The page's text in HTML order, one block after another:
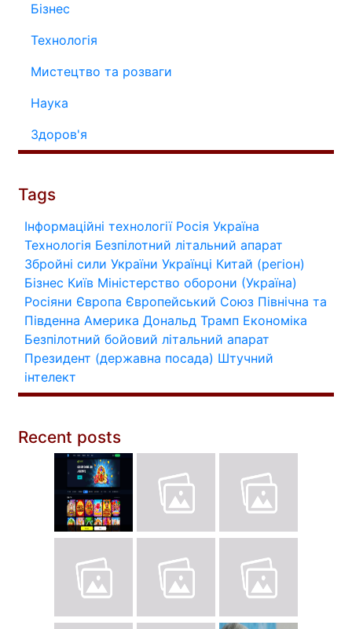
Бізнес
Технологія
Мистецтво та розваги
Наука
Здоров'я
Tags
Інформаційні технології Росія Україна
Технологія Безпілотний літальний апарат
Збройні сили України Українці Китай (регіон)
Бізнес Київ Міністерство оборони (Україна)
Росіяни Європа Європейський Союз Північна та
Південна Америка Дональд Трамп Економіка
Безпілотний бойовий літальний апарат
Президент (державна посада) Штучний
інтелект
Recent posts